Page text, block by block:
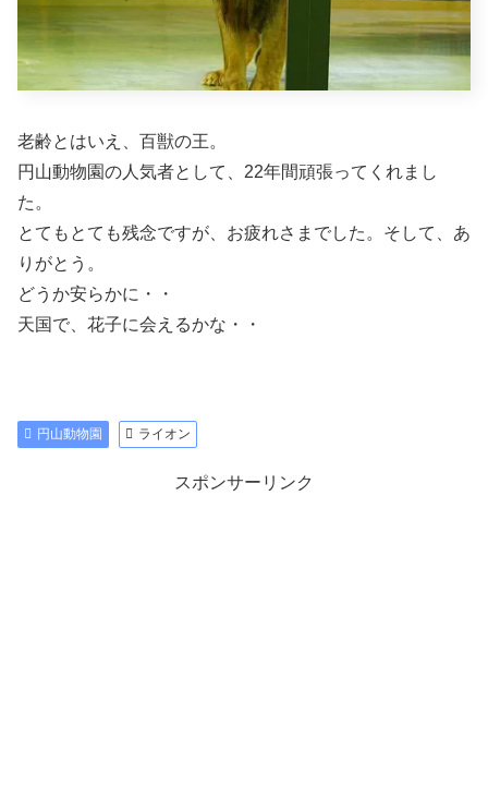
老齢とはいえ、百獣の王。
円山動物園の人気者として、22年間頑張ってくれまし
た。
とてもとても残念ですが、お疲れさまでした。そして、あ
りがとう。
どうか安らかに・・
天国で、花子に会えるかな・・
円山動物園 ライオン
スポンサーリンク